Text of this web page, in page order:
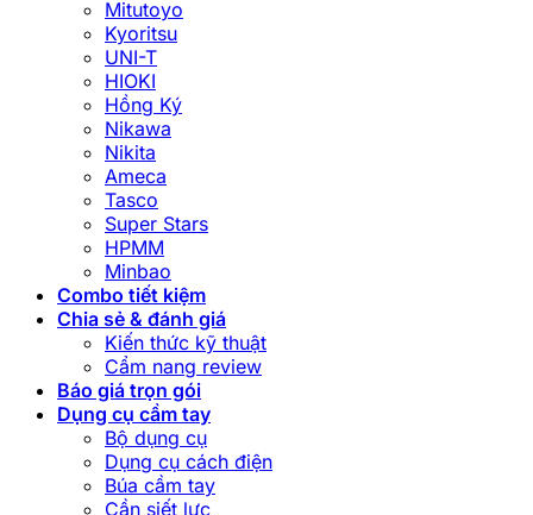
Mitutoyo
Kyoritsu
UNI-T
HIOKI
Hồng Ký
Nikawa
Nikita
Ameca
Tasco
Super Stars
HPMM
Minbao
Combo tiết kiệm
Chia sẻ & đánh giá
Kiến thức kỹ thuật
Cẩm nang review
Báo giá trọn gói
Dụng cụ cầm tay
Bộ dụng cụ
Dụng cụ cách điện
Búa cầm tay
Cần siết lực